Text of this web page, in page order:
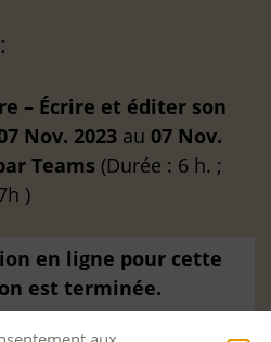
– Écrire et éditer son
Nov. 2023 au 07 Nov.
Teams (Durée : 6 h. ;
)
en ligne pour cette
est terminée.